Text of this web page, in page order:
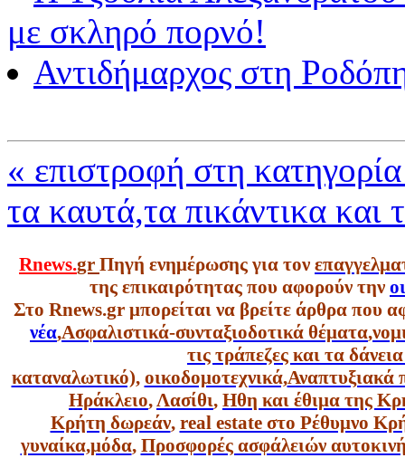
με σκληρό πορνό!
Αντιδήμαρχος στη
« επιστροφή στη
τα καυτά,τα πικάντικα και
Rnews.gr Πηγή ενημέρωσης για τον
της επικαιρότητας που αφορούν την
Στο Rnews.gr μπορείται να βρείτε άρθρα που
νέα,Ασφαλιστικά-συνταξιοδοτικά θέματα,
τις τράπεζες και τα
καταναλωτικό), οικοδομοτεχνικά,Αναπτυξιακά
Ηράκλειο,Λασίθι, Ηθη και έθιμα της
Κρήτη δωρεάν, real estate στο Ρέθυμνο
γυναίκα,μόδα, Προσφορές ασφάλειών